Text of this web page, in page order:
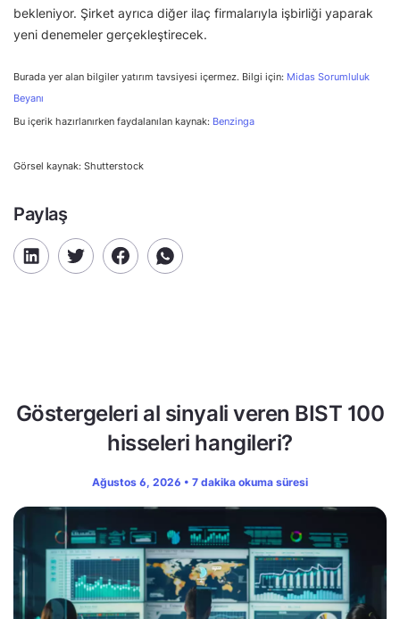
bekleniyor. Şirket ayrıca diğer ilaç firmalarıyla işbirliği yaparak
yeni denemeler gerçekleştirecek.
Burada yer alan bilgiler yatırım tavsiyesi içermez. Bilgi için: Midas Sorumluluk
Beyanı
Bu içerik hazırlanırken faydalanılan kaynak: Benzinga
Görsel kaynak: Shutterstock
Paylaş
Göstergeleri al sinyali veren BIST 100
hisseleri hangileri?
Ağustos 6, 2026 • 7 dakika okuma süresi